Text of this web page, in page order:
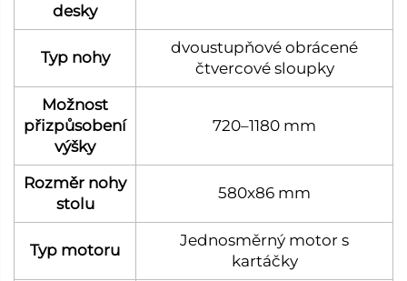
desky
Typ nohy
dvoustupňové obrácené
čtvercové sloupky
Možnost
přizpůsobení
výšky
720–1180 mm
Rozměr nohy
stolu
580x86 mm
Typ motoru
Jednosměrný motor s
kartáčky